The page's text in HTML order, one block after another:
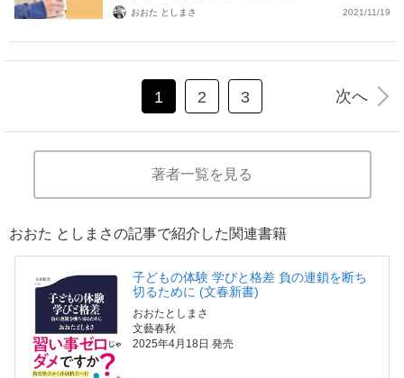
おおた としまさ 2021/11/19
1 2 3 次へ
著者一覧を見る
おおた としまさの記事で紹介した関連書籍
子どもの体験 学びと格差 負の連鎖を断ち
切るために (文春新書)
おおたとしまさ
文藝春秋
2025年4月18日 発売